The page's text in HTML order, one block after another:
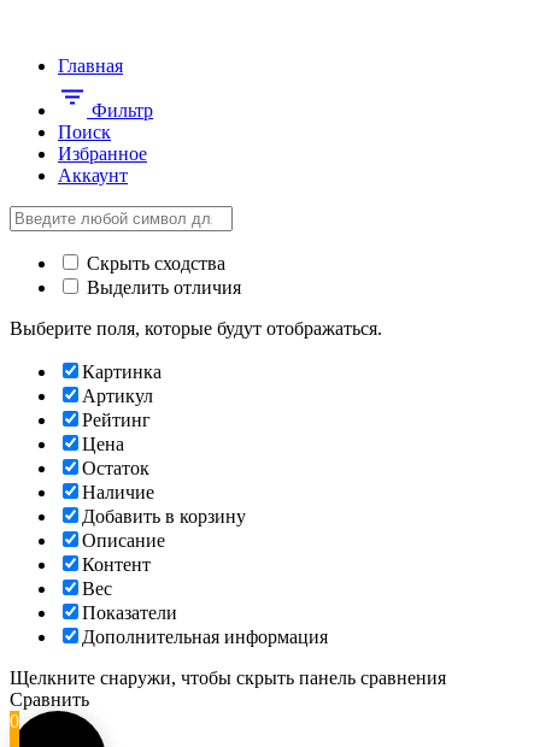
Главная
Фильтр
Поиск
Избранное
Аккаунт
Скрыть сходства
Выделить отличия
Выберите поля, которые будут отображаться.
Картинка
Артикул
Рейтинг
Цена
Остаток
Наличие
Добавить в корзину
Описание
Контент
Вес
Показатели
Дополнительная информация
Щелкните снаружи, чтобы скрыть панель сравнения
Сравнить
0